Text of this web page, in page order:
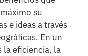
su
e ideas a través
En un
la eficiencia, la